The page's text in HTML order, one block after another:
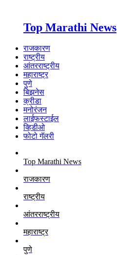
Top Marathi News
राजकारण
राष्ट्रीय
आंतरराष्ट्रीय
महाराष्ट्र
पुणे
बिझनेस
क्रीडा
मनोरंजन
लाईफस्टाईल
व्हिडीओ
फोटो गॅलरी
Top Marathi News
राजकारण
राष्ट्रीय
आंतरराष्ट्रीय
महाराष्ट्र
पुणे